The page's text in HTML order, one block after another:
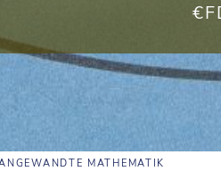
MATHEMATIK